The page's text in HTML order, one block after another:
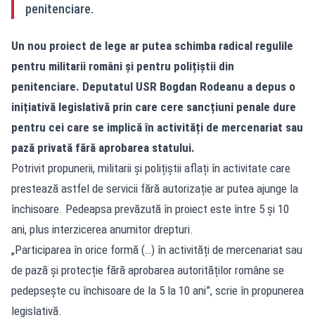
penitenciare.
Un nou proiect de lege ar putea schimba radical regulile
pentru militarii români și pentru polițiștii din
penitenciare. Deputatul USR Bogdan Rodeanu a depus o
inițiativă legislativă prin care cere sancțiuni penale dure
pentru cei care se implică în activități de mercenariat sau
pază privată fără aprobarea statului.
Potrivit propunerii, militarii și polițiștii aflați în activitate care
prestează astfel de servicii fără autorizație ar putea ajunge la
închisoare. Pedeapsa prevăzută în proiect este între 5 și 10
ani, plus interzicerea anumitor drepturi.
„Participarea în orice formă (…) în activități de mercenariat sau
de pază și protecție fără aprobarea autorităților române se
pedepsește cu închisoare de la 5 la 10 ani”, scrie în propunerea
legislativă.